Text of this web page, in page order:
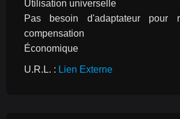
Utilisation universelle
Pas besoin d'adaptateur pour
compensation
Économique
U.R.L. : Lien Externe